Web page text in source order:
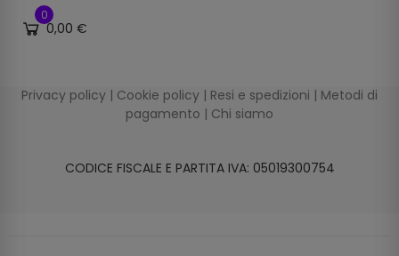
0
0,00 €
Privacy policy | Cookie policy | Resi e spedizioni | Metodi di
pagamento | Chi siamo
CODICE FISCALE E PARTITA IVA: 05019300754